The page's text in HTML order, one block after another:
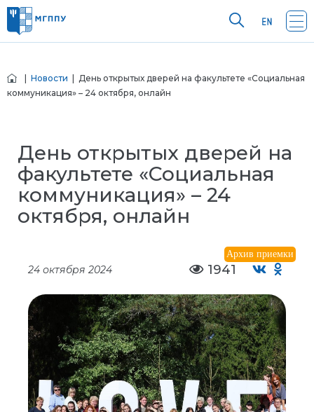
Новости | День открытых дверей на факультете «Социальная
коммуникация» – 24 октября, онлайн
День открытых дверей на
факультете «Социальная
коммуникация» – 24
октября, онлайн
Архив приемки
24 октября 2024 1941